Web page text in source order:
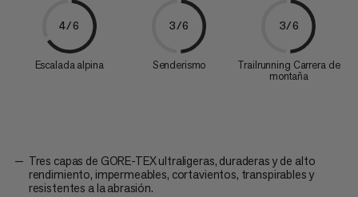
4/6
Escalada alpina
3/6
Senderismo
3/6
Trailrunning Carrera de
montaña
Tres capas de GORE-TEX ultraligeras, duraderas y de alto
rendimiento, impermeables, cortavientos, transpirables y
resistentes a la abrasión.